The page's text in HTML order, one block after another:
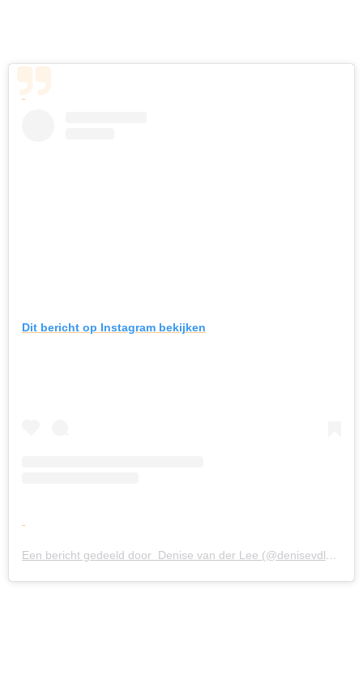
Dit bericht op Instagram bekijken
Een bericht gedeeld door Denise van der Lee (@denisevdlee)